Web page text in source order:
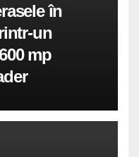
în
un
mp